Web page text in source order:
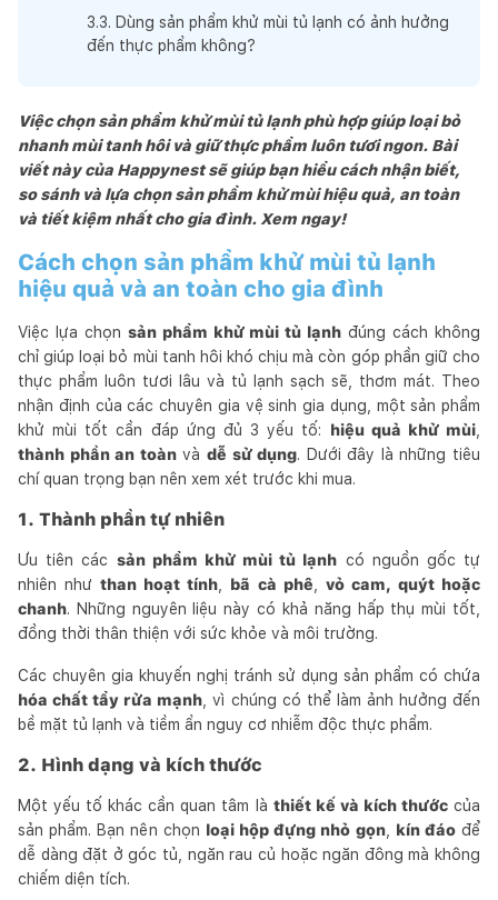
3.3. Dùng sản phẩm khử mùi tủ lạnh có ảnh hưởng
đến thực phẩm không?
Việc chọn sản phẩm khử mùi tủ lạnh phù hợp giúp loại bỏ
nhanh mùi tanh hôi và giữ thực phẩm luôn tươi ngon. Bài
viết này của Happynest sẽ giúp bạn hiểu cách nhận biết,
so sánh và lựa chọn sản phẩm khử mùi hiệu quả, an toàn
và tiết kiệm nhất cho gia đình. Xem ngay!
Cách chọn sản phẩm khử mùi tủ lạnh
hiệu quả và an toàn cho gia đình
Việc lựa chọn sản phẩm khử mùi tủ lạnh đúng cách không
chỉ giúp loại bỏ mùi tanh hôi khó chịu mà còn góp phần giữ cho
thực phẩm luôn tươi lâu và tủ lạnh sạch sẽ, thơm mát. Theo
nhận định của các chuyên gia vệ sinh gia dụng, một sản phẩm
khử mùi tốt cần đáp ứng đủ 3 yếu tố: hiệu quả khử mùi
thành phần an toànvà dễ sử dụng. Dưới đây là những tiêu
chí quan trọng bạn nên xem xét trước khi mua.
1. Thành phần tự nhiên
Ưu tiên các sản phẩm khử mùi tủ lạnh có nguồn gốc tự
nhiên nhưthan hoạt tính bã cà phê
vỏ cam, quýt hoặc
chanh. Những nguyên liệu này có khả năng hấp thụ mùi tốt,
đồng thời thân thiện với sức khỏe và môi trường.
Các chuyên gia khuyến nghị tránh sử dụng sản phẩm có chứa
hóa chất tẩy rửa mạnh , vì chúng có thể làm ảnh hưởng đến
bề mặt tủ lạnh và tiềm ẩn nguy cơ nhiễm độc thực phẩm.
2. Hình dạng và kích thước
Một yếu tố khác cần quan tâm là thiết kế và kích thướccủa
sản phẩm. Bạn nên chọn loại hộp đựng nhỏ gọn, kín đáođể
dễ dàng đặt ở góc tủ, ngăn rau củ hoặc ngăn đông mà không
chiếm diện tích.